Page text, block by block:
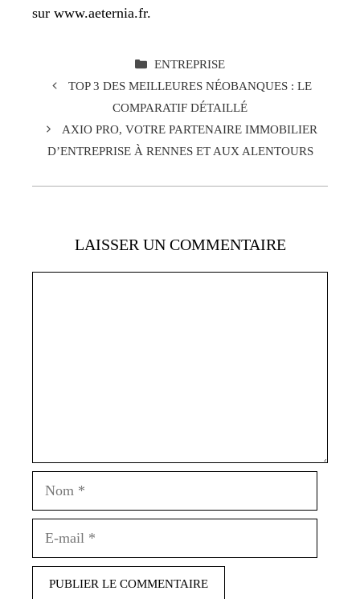
sur www.aeternia.fr.
CATÉGORIES
ENTREPRISE
TOP 3 DES MEILLEURES NÉOBANQUES : LE
COMPARATIF DÉTAILLÉ
AXIO PRO, VOTRE PARTENAIRE IMMOBILIER
D’ENTREPRISE À RENNES ET AUX ALENTOURS
LAISSER UN COMMENTAIRE